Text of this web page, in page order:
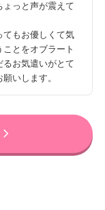
っと声が震えて
てもお優しくて気
とをオブラート
るお気遣いがとて
いします。